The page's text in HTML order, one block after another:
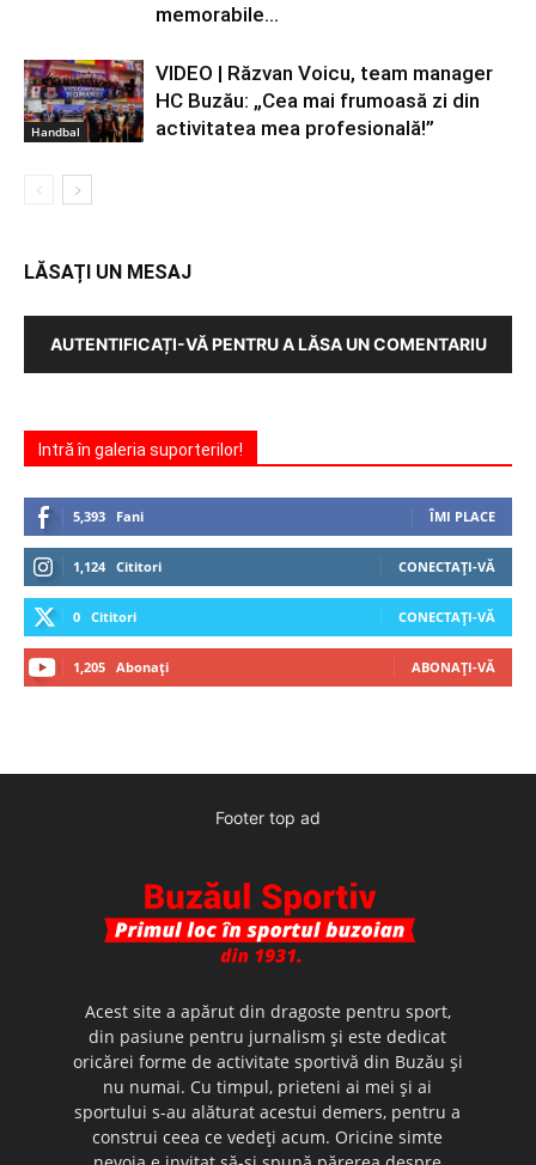
memorabile...
Handbal
VIDEO | Răzvan Voicu, team manager
HC Buzău: „Cea mai frumoasă zi din
activitatea mea profesională!”
LĂSAȚI UN MESAJ
AUTENTIFICAȚI-VĂ PENTRU A LĂSA UN COMENTARIU
Intră în galeria suporterilor!
5,393 Fani ÎMI PLACE
1,124 Cititori CONECTAȚI-VĂ
0 Cititori CONECTAȚI-VĂ
1,205 Abonați ABONAȚI-VĂ
Footer top ad
Acest site a apărut din dragoste pentru sport,
din pasiune pentru jurnalism şi este dedicat
oricărei forme de activitate sportivă din Buzău şi
nu numai. Cu timpul, prieteni ai mei şi ai
sportului s-au alăturat acestui demers, pentru a
construi ceea ce vedeţi acum. Oricine simte